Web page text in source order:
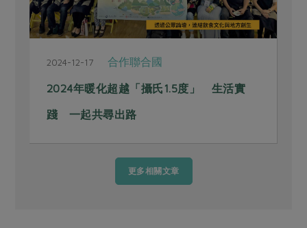
2024-12-17 合作聯合國
2024年暖化超越「攝氏1.5度」 生活實
踐 一起共尋出路
更多相關文章